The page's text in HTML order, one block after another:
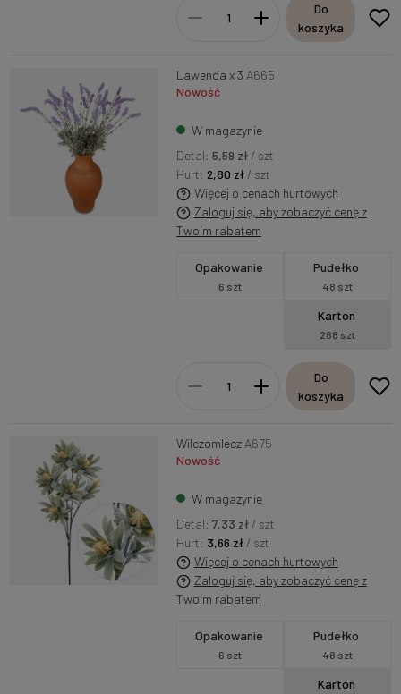
Do
koszyka
Lawenda x 3 A665
Nowość
W magazynie
Detal: 5,59 zł / szt
Hurt:2,80 zł / szt
Więcej o cenach hurtowych
Zaloguj się, aby zobaczyć cenę z
Twoim rabatem
Opakowanie
6 szt
Pudełko
48 szt
Karton
288 szt
Do
koszyka
Wilczomlecz A675
Nowość
W magazynie
Detal: 7,33 zł / szt
Hurt: 3,66 zł / szt
Więcej o cenach hurtowych
Zaloguj się, aby zobaczyć cenę z
Twoim rabatem
Opakowanie
6 szt
Pudełko
48 szt
Karton